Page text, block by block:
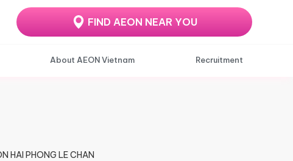
FIND AEON NEAR YOU
About AEON Vietnam Recruitment
HAI PHONG LE CHAN